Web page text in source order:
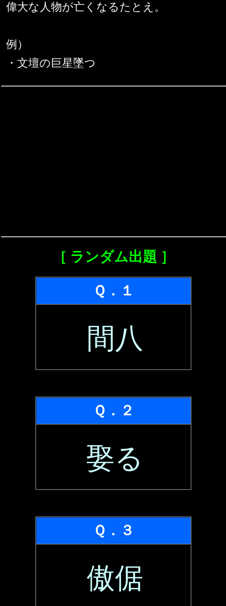
偉大な人物が亡くなるたとえ。
例）
・文壇の巨星墜つ
［ ランダム出題 ］
Ｑ．１
間八
Ｑ．２
娶る
Ｑ．３
傲倨